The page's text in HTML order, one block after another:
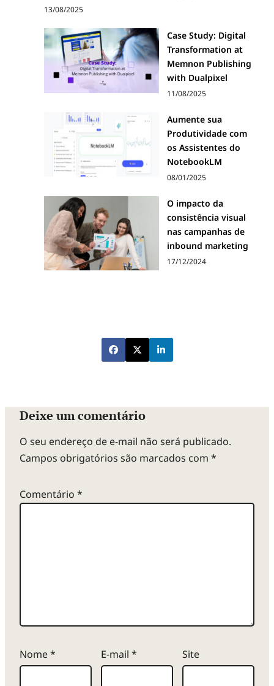
13/08/2025
Case Study: Digital
Transformation at
Memnon Publishing
with Dualpixel
11/08/2025
Aumente sua
Produtividade com
os Assistentes do
NotebookLM
08/01/2025
O impacto da
consistência visual
nas campanhas de
inbound marketing
17/12/2024
Deixe um comentário
O seu endereço de e-mail não será publicado.
Campos obrigatórios são marcados com *
Comentário *
Nome* E-mail * Site